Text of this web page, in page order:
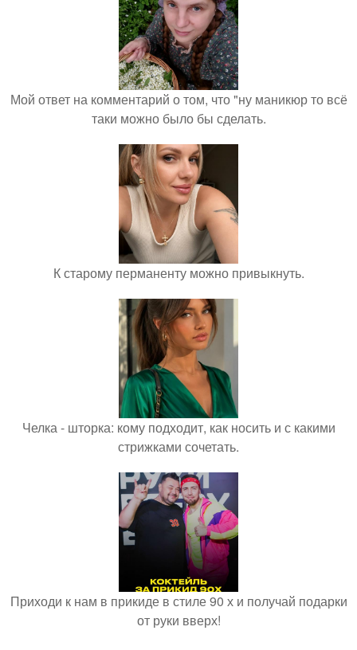
Мой ответ на комментарий о том, что "ну маникюр то всё
таки можно было бы сделать.
К старому перманенту можно привыкнуть.
Челка - шторка: кому подходит, как носить и с какими
стрижками сочетать.
Приходи к нам в прикиде в стиле 90 х и получай подарки
от руки вверх!